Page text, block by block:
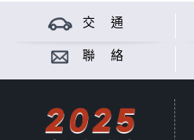
交 通
聯 絡